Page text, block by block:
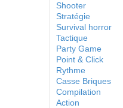
Shooter
Stratégie
Survival horror
Tactique
Party Game
Point & Click
Rythme
Casse Briques
Compilation
Action